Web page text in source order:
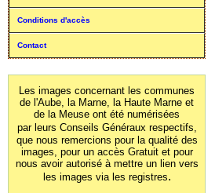
Conditions d'accès
Contact
Les images concernant les communes
de l'Aube, la Marne, la Haute Marne et
de la Meuse ont été numérisées
par leurs Conseils Généraux respectifs,
que nous remercions pour la qualité des
images, pour un accès Gratuit et pour
nous avoir autorisé à mettre un lien vers
les images via les registres.